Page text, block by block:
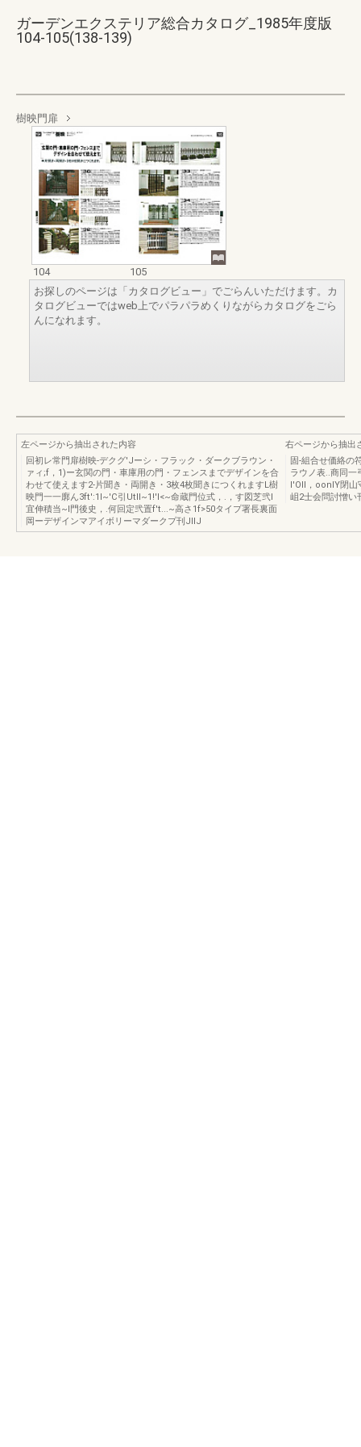
ガーデンエクステリア総合カタログ_1985年度版
104-105(138-139)
樹映門扉
104
105
お探しのページは「カタログビュー」でごらんいただけます。カ
タログビューではweb上でパラパラめくりながらカタログをごら
んになれます。
左ページから抽出された内容
回初レ常門扉樹映-デクグ'Jーシ・フラック・ダークブラウン・
ァィ;f，1)ー玄関の門・車庫用の門・フェンスまでデザインを合
わせて使えます2-片聞き・両開き・3枚4枚聞きにつくれますL樹
映門一一廓ん3ft':1I~'C引Utll~1!'l<~命蔵門位式，.，す図芝弐l
宜伸積当~I門後史，.何回定弐置f't...~高さ1f>50タイプ署長裏面
岡ーデザインマアイボリーマダークプ刊JIIJ
右ページから抽出
固-組合せ価絡の
ラウノ表..商同
I'Oll，oonIY閉山
岨2士会問討憎い